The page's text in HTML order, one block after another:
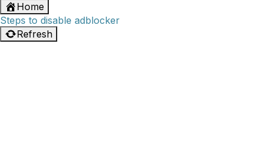
Home
Steps to disable adblocker
Refresh